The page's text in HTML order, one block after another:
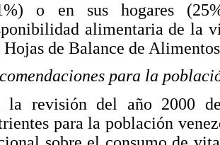
o en sus hogares
alimentaria de la
Hojas de Balance de
para la
la revisión del año 2000
para la población